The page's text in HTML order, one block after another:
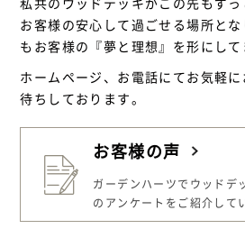
お客様の安心して過ごせる場所と
もお客様の『夢と理想』を形にして
ホームページ、お電話にてお気軽
待ちしております。
お客様の声
ガーデンハーツでウッドデ
のアンケートをご紹介して